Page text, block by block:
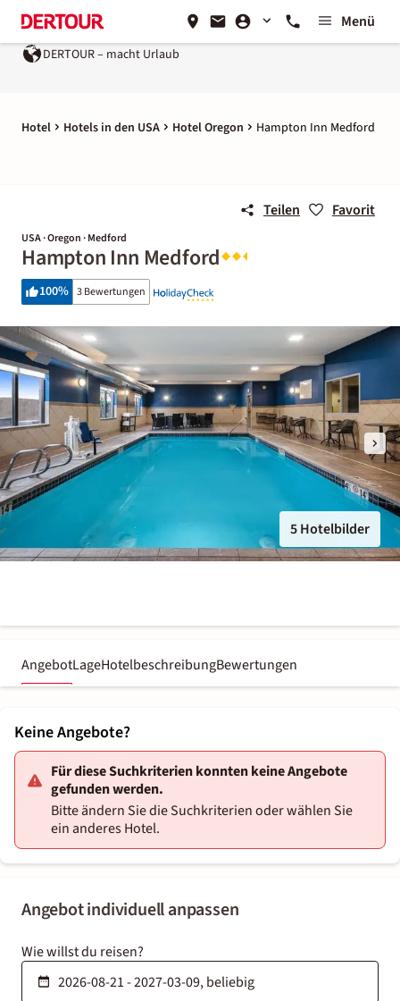
Menü
DERTOUR – macht Urlaub
Hotel Hotels in den USA Hotel Oregon Hampton Inn Medford
Teilen Favorit
USA · Oregon · Medford
Hampton Inn Medford
100% 3 Bewertungen
5 Hotelbilder
AngebotLageHotelbeschreibungBewertungen
Angebot individuell anpassen
Wie willst du reisen?
Keine Angebote?
Für diese Suchkriterien konnten keine Angebote
gefunden werden.
Bitte ändern Sie die Suchkriterien oder wählen Sie
ein anderes Hotel.